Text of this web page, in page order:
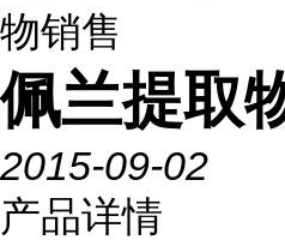
物销售
佩兰提取
2015-09-02
产品详情